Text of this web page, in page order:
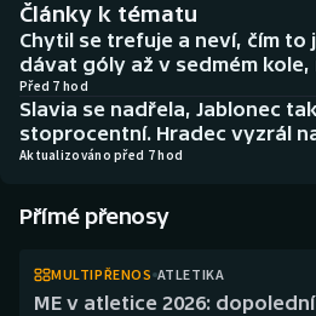
Biatlon
Boby a skeleton
Box
Curling
Dostihy
Aplikace ČT sport
AZ kvíz
Články k tématu
Chytil se trefuje a neví, čím to
dávat góly až v sedmém kole,
Před 7 hod
Slavia se nadřela, Jablonec
stoprocentní. Hradec vyzrál
Aktualizováno před 7 hod
Přímé přenosy
MULTIPŘENOS ATLETIKA
ME v atletice 2026: